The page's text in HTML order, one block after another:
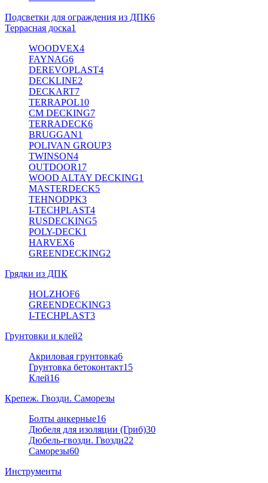
Подсветки для ограждения из ДПК6
Террасная доска1
WOODVEX4
FAYNAG6
DEREVOPLAST4
DECKLINE2
DECKART7
TERRAPOL10
CM DECKING7
TERRADECK6
BRUGGAN1
POLIVAN GROUP3
TWINSON4
OUTDOOR17
WOOD ALTAY DECKING1
MASTERDECK5
TEHNODPK3
I-TECHPLAST4
RUSDECKING5
POLY-DECK1
HARVEX6
GREENDECKING2
Грядки из ДПК
HOLZHOF6
GREENDECKING3
I-TECHPLAST3
Грунтовки и клей2
Акриловая грунтовка6
Грунтовка бетоконтакт15
Клей16
Крепеж. Гвозди. Саморезы
Болты анкерные16
Дюбеля для изоляции (Гриб)30
Дюбель-гвозди. Гвозди22
Саморезы60
Инструменты